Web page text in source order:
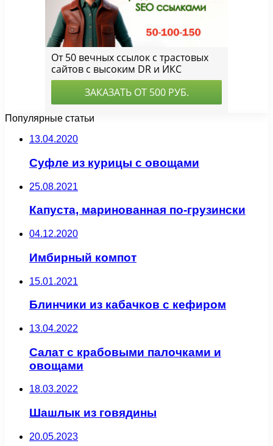
Популярные статьи
13.04.2020
Суфле из курицы с овощами
25.08.2021
Капуста, маринованная по-грузински
04.12.2020
Имбирный компот
15.01.2021
Блинчики из кабачков с кефиром
13.04.2022
Салат с крабовыми палочками и
овощами
18.03.2022
Шашлык из говядины
20.05.2023